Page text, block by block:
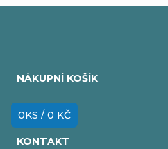
NÁKUPNÍ KOŠÍK
0KS / 0 KČ
KONTAKT